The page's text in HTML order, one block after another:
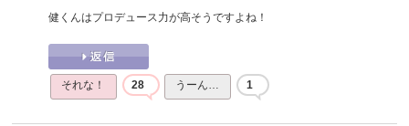
健くんはプロデュース力が高そうですよね！
それな！ 28 うーん… 1